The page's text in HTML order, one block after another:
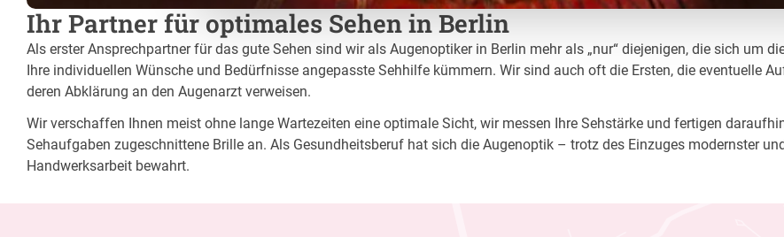
Ihr Partner für optimales Sehen in Berlin
Als erster Ansprechpartner für das gute Sehen sind wir als Augenoptiker in Berlin mehr als „nur“ diejenigen, die sich um
Ihre individuellen Wünsche und Bedürfnisse angepasste Sehhilfe kümmern. Wir sind auch oft die Ersten, die eventuelle
deren Abklärung an den Augenarzt verweisen.
Wir verschaffen Ihnen meist ohne lange Wartezeiten eine optimale Sicht, wir messen Ihre Sehstärke und fertigen
Sehaufgaben zugeschnittene Brille an. Als Gesundheitsberuf hat sich die Augenoptik – trotz des Einzuges modernster
Handwerksarbeit bewahrt.